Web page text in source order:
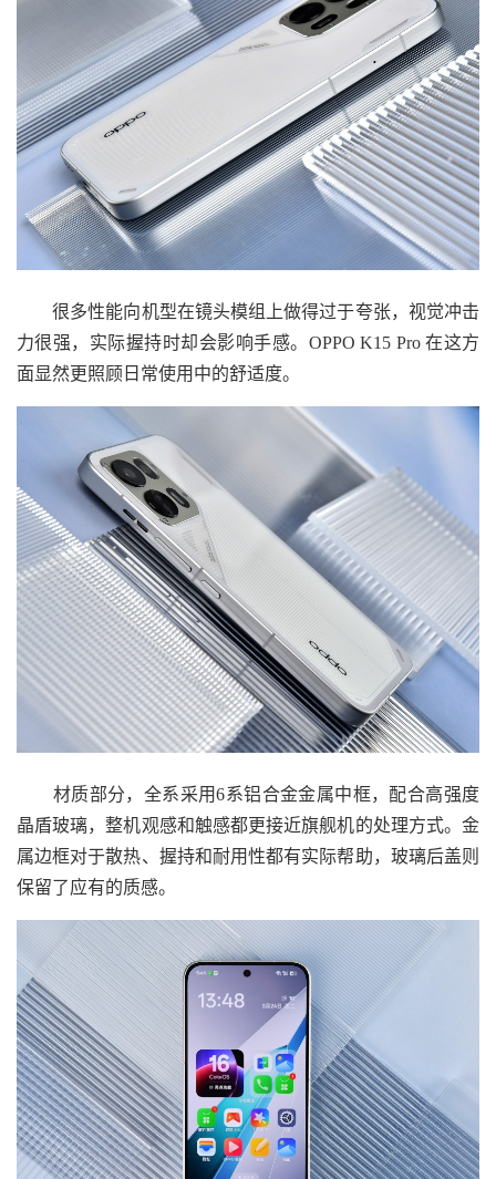
很多性能向机型在镜头模组上做得过于夸张，视觉冲击
力很强，实际握持时却会影响手感。OPPO K15 Pro 在这方
面显然更照顾日常使用中的舒适度。
材质部分，全系采用6系铝合金金属中框，配合高强度
晶盾玻璃，整机观感和触感都更接近旗舰机的处理方式。金
属边框对于散热、握持和耐用性都有实际帮助，玻璃后盖则
保留了应有的质感。